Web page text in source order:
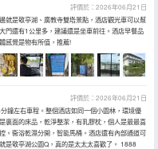
評價於：2026年06月21日
就是敬亭湖、廣教寺雙塔景點，酒店觀光車可以幫
門還有1公里多，建議還是坐車前往。酒店早餐品
感覺是物有所值，推薦!
評價於：2026年06月21日
鐘左右車程。整個酒店如同一個小園林，環境優
裏面的床品，乾淨整潔，有乳膠枕，個人是最最喜
。衞浴乾濕分開，智能馬桶。酒店還有內部通道可
是敬亭湖公園Q，真的是太太太喜歡了。 1888